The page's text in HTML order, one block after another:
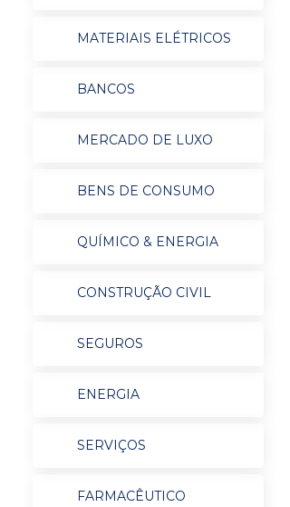
MATERIAIS ELÉTRICOS
BANCOS
MERCADO DE LUXO
BENS DE CONSUMO
QUÍMICO & ENERGIA
CONSTRUÇÃO CIVIL
SEGUROS
ENERGIA
SERVIÇOS
FARMACÊUTICO